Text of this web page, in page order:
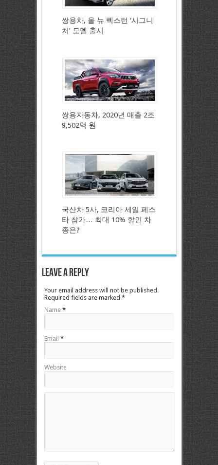
쌍용차, 올 뉴 렉스턴 ‘시그니
처’ 모델 출시
쌍용자동차, 2020년 매출 2조
9,502억 원
국산차 5사, 코리아 세일 페스
타 참가… 최대 10% 할인 차
종은?
Leave a Reply
Your email address will not be published.
Required fields are marked *
Name *
Email *
Website